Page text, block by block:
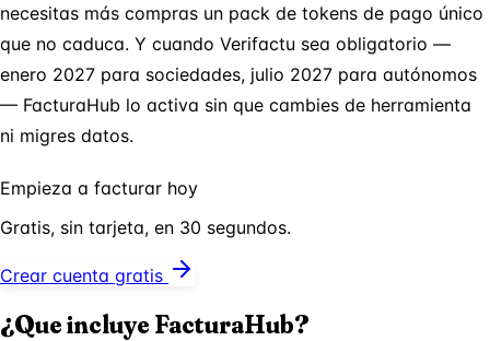
necesitas más compras un pack de tokens de pago único
que no caduca. Y cuando Verifactu sea obligatorio —
enero 2027 para sociedades, julio 2027 para autónomos
— FacturaHub lo activa sin que cambies de herramienta
ni migres datos.
Empieza a facturar hoy
Gratis, sin tarjeta, en 30 segundos.
Crear cuenta gratis
¿Que incluye FacturaHub?